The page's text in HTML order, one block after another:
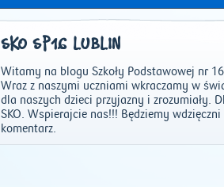
SKO SP16 LUBLIN
Witamy na blogu Szkoły Podstawowej nr
Wraz z naszymi uczniami wkraczamy w
dla naszych dzieci przyjazny i zrozumiały.
SKO. Wspierajcie nas!!! Będziemy
komentarz.